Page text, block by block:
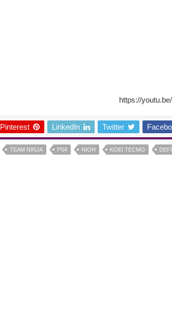
https://
Twitter
LinkedIn
Pinterest
KOEI TECMO
NIOH
PS4
TEAM NINJA